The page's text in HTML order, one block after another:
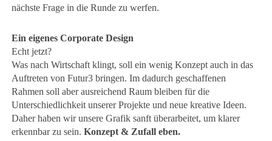
nächste Frage in die Runde zu werfen.
Ein eigenes Corporate Design
Echt jetzt?
Was nach Wirtschaft klingt, soll ein wenig Konzept auch in das
Auftreten von Futur3 bringen. Im dadurch geschaffenen
Rahmen soll aber ausreichend Raum bleiben für die
Unterschiedlichkeit unserer Projekte und neue kreative Ideen.
Daher haben wir unsere Grafik sanft überarbeitet, um klarer
erkennbar zu sein.Konzept & Zufall eben.